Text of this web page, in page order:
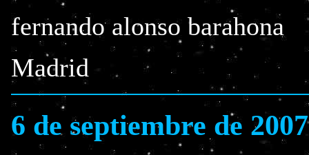
fernando alonso barahona
Madrid
6 de septiembre de 2007